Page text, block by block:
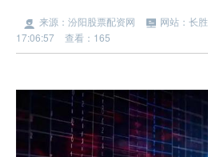
来源：汾阳股票配资网 网站：长
17:06:57
查看：165